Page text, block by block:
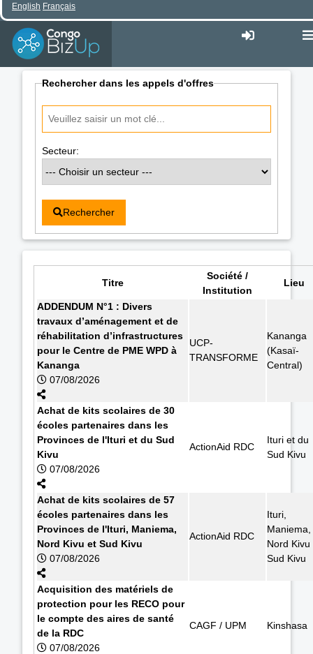
English Français
Rechercher dans les appels d'offres
Secteur:
Rechercher
Titre
Société /
Institution
Lieu
ADDENDUM N°1 : Divers
travaux d’aménagement et de
réhabilitation d’infrastructures
pour le Centre de PME WPD à
Kananga
07/08/2026
UCP-
TRANSFORME
Kananga
(Kasaï-
Central)
Achat de kits scolaires de 30
écoles partenaires dans les
Provinces de l'Ituri et du Sud
Kivu
07/08/2026
ActionAid RDC
Ituri et du
Sud Kivu
Achat de kits scolaires de 57
écoles partenaires dans les
Provinces de l'Ituri, Maniema,
Nord Kivu et Sud Kivu
07/08/2026
ActionAid RDC
Ituri,
Maniema,
Nord Kivu
Sud Kivu
Acquisition des matériels de
protection pour les RECO pour
le compte des aires de santé
de la RDC
07/08/2026
CAGF / UPM Kinshasa